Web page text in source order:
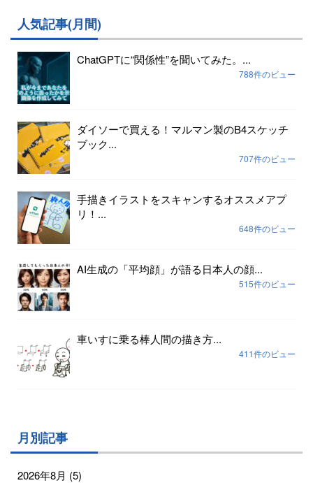
人気記事(月間)
ChatGPTに“関係性”を聞いてみた。...
788件のビュー
ダイソーで買える！マルマン製のB4スケッチ
ブック...
707件のビュー
手描きイラストをスキャンするオススメアプ
リ！...
648件のビュー
AI生成の「平均顔」が語る日本人の顔...
515件のビュー
車いすに乗る棒人間の描き方...
411件のビュー
月別記事
2026年8月 (5)